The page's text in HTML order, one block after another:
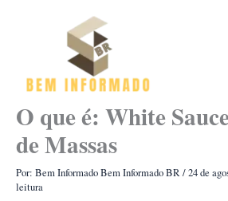
O que é: White
de Massas
Por: Bem InformadoBem Informado BR/24 de
leitura